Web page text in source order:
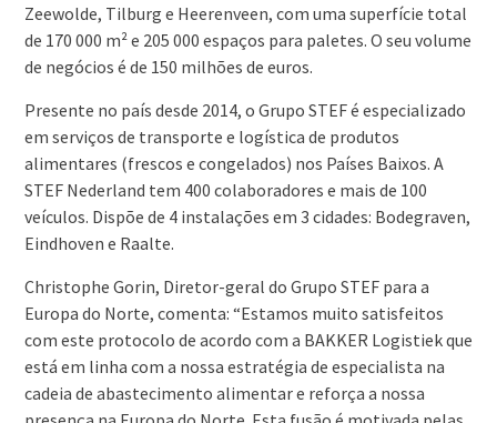
Zeewolde, Tilburg e Heerenveen, com uma superfície total
de 170 000 m² e 205 000 espaços para paletes. O seu volume
de negócios é de 150 milhões de euros.
Presente no país desde 2014, o Grupo STEF é especializado
em serviços de transporte e logística de produtos
alimentares (frescos e congelados) nos Países Baixos. A
STEF Nederland tem 400 colaboradores e mais de 100
veículos. Dispõe de 4 instalações em 3 cidades: Bodegraven,
Eindhoven e Raalte.
Christophe Gorin, Diretor-geral do Grupo STEF para a
Europa do Norte, comenta: “Estamos muito satisfeitos
com este protocolo de acordo com a BAKKER Logistiek que
está em linha com a nossa estratégia de especialista na
cadeia de abastecimento alimentar e reforça a nossa